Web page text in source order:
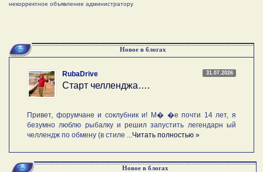
некорректное объявление администратору
Новое в блогах
31.07.2026
RubaDrive
Старт челленджа….
Привет, форумчане и соклубник и! М� �е почти 14 лет, я
безумно люблю рыбалку и решил запустить легендарн ый
челлендж по обмену (в стиле ...Читать полностью »
Новое в блогах